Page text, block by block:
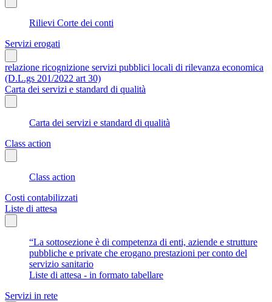
Rilievi Corte dei conti
Servizi erogati
relazione ricognizione servizi pubblici locali di rilevanza economica
(D.L.gs 201/2022 art 30)
Carta dei servizi e standard di qualità
Carta dei servizi e standard di qualità
Class action
Class action
Costi contabilizzati
Liste di attesa
“La sottosezione è di competenza di enti, aziende e strutture
pubbliche e private che erogano prestazioni per conto del
servizio sanitario
Liste di attesa - in formato tabellare
Servizi in rete